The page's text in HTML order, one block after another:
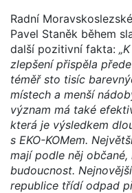
Radní
Pavel Staněk během
další pozitivní fakta:
zlepšení přispěla
téměř sto tisíc
místech a menší
význam má také
která je výsledkem
s EKO-KOMem.
mají podle něj
budoucnost.
republice třídí odpad